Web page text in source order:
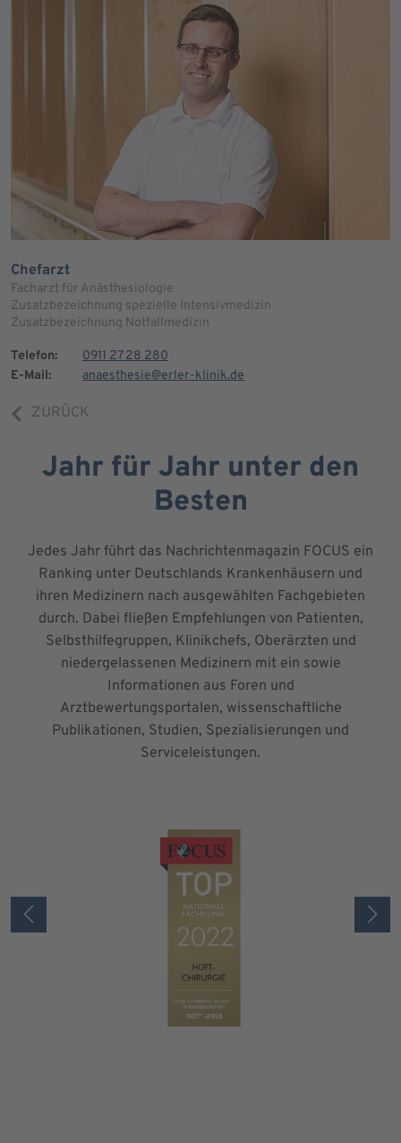
Chefarzt
Facharzt für Anästhesiologie
Zusatzbezeichnung spezielle Intensivmedizin
Zusatzbezeichnung Notfallmedizin
Telefon:
0911 27 28 280
E-Mail:
anaesthesie@erler-klinik.de
ZURÜCK
Jahr für Jahr unter den
Besten
Jedes Jahr führt das Nachrichtenmagazin FOCUS ein
Ranking unter Deutschlands Krankenhäusern und
ihren Medizinern nach ausgewählten Fachgebieten
durch. Dabei fließen Empfehlungen von Patienten,
Selbsthilfegruppen, Klinikchefs, Oberärzten und
niedergelassenen Medizinern mit ein sowie
Informationen aus Foren und
Arztbewertungsportalen, wissenschaftliche
Publikationen, Studien, Spezialisierungen und
Serviceleistungen.